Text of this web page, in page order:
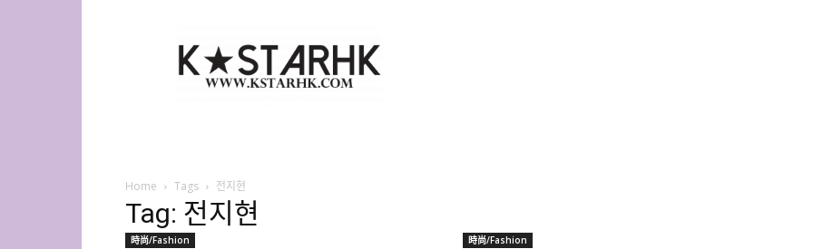
Star
HK
Home Tags 전지현
Tag: 전지현
時尚/Fashion 時尚/Fashion